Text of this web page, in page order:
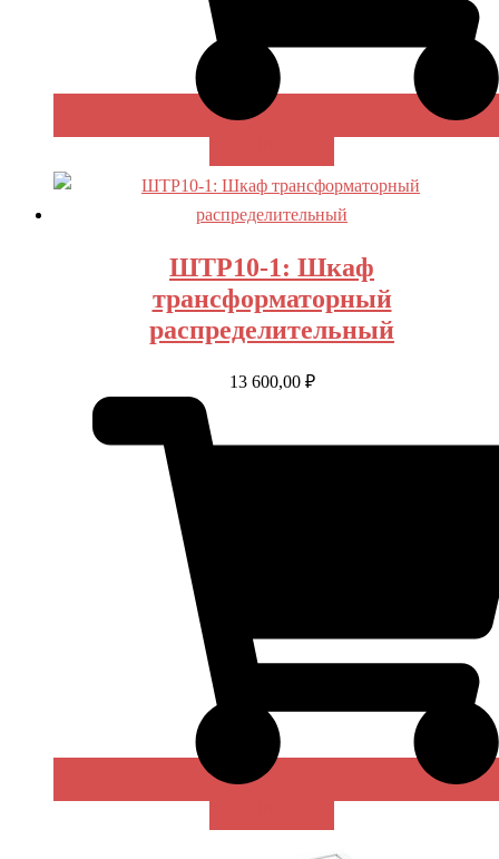
ШТР10-1: Шкаф
трансформаторный
распределительный
13 600,00 ₽